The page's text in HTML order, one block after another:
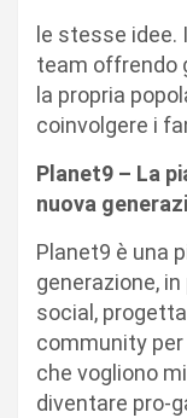
le stesse idee.
team offrendo
la propria
coinvolgere i
Planet9 – La
nuova
Planet9 è una
generazione,
social,
community
che vogliono
diventare pro-